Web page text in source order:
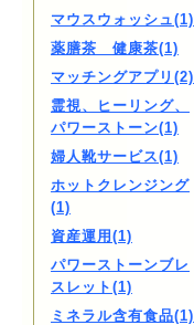
マウスウォッシュ(1)
薬膳茶 健康茶(1)
マッチングアプリ(2)
霊視、ヒーリング、
パワーストーン(1)
婦人靴サービス(1)
ホットクレンジング
(1)
資産運用(1)
パワーストーンブレ
スレット(1)
ミネラル含有食品(1)